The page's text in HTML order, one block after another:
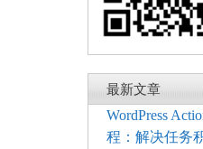
最新文章
WordPress
程：解决任务